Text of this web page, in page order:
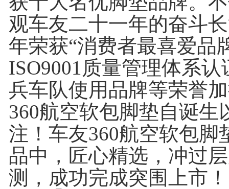
观车友二十一年的奋斗
年荣获“消费者最喜爱品
ISO9001质量管理体系
兵车队使用品牌等荣誉
360航空软包脚垫自诞生
注！车友360航空软包脚
品中，匠心精选，冲过
测，成功完成突围上市！